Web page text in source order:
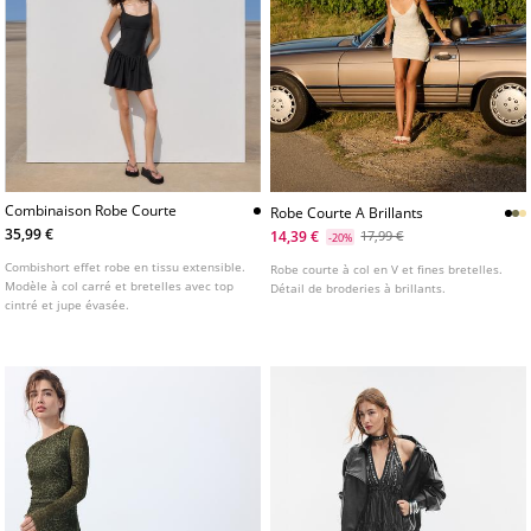
Combinaison Robe Courte
35,99 €
Combishort effet robe en tissu extensible.
Modèle à col carré et bretelles avec top
cintré et jupe évasée.
Robe Courte A Brillants
14,39 €
-20% 17,99 €
Robe courte à col en V et fines bretelles.
Détail de broderies à brillants.